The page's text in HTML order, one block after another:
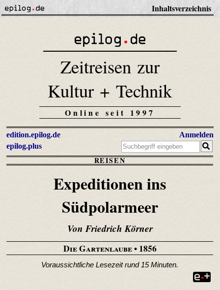
Inhaltsverzeichnis
Zeitreisen zur
Kultur + Technik
Online seit 1997
edition.epilog.de
epilog.plus
Anmelden
REISEN
Expeditionen ins
Südpolarmeer
Von Friedrich Körner
Die Gartenlaube• 1856
Voraussichtliche Lesezeit rund 15 Minuten.